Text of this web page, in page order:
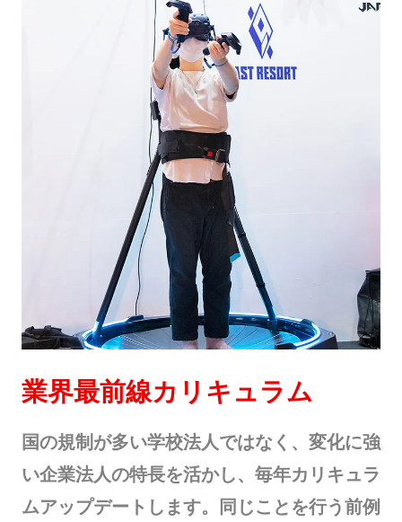
業界最前線カリキュラム
国の規制が多い学校法人ではなく、変化に強
い企業法人の特長を活かし、毎年カリキュラ
ムアップデートします。同じことを行う前例